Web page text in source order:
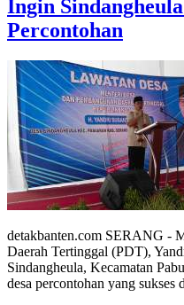
Ingin
Percontohan
detakbanten.com SERANG -
Daerah Tertinggal (PDT),
Sindangheula, Kecamatan
desa percontohan yang sukses